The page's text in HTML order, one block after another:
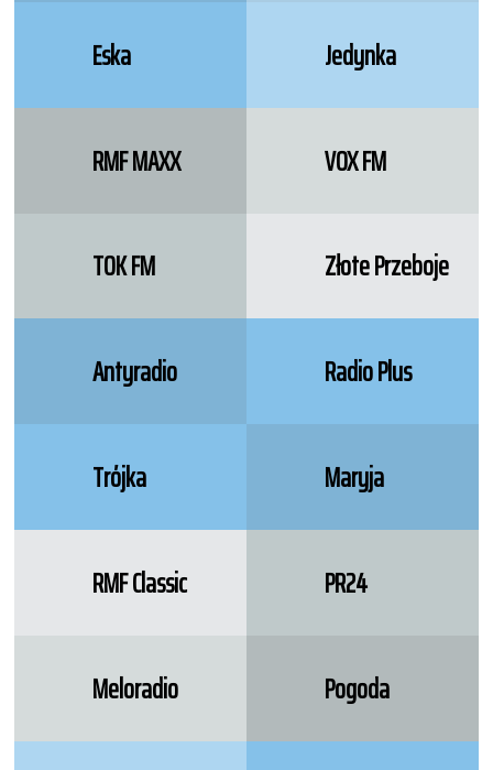
Eska Jedynka
RMF MAXX VOX FM
TOK FM Złote Przeboje
Antyradio Radio Plus
Trójka Maryja
RMF Classic PR24
Meloradio Pogoda